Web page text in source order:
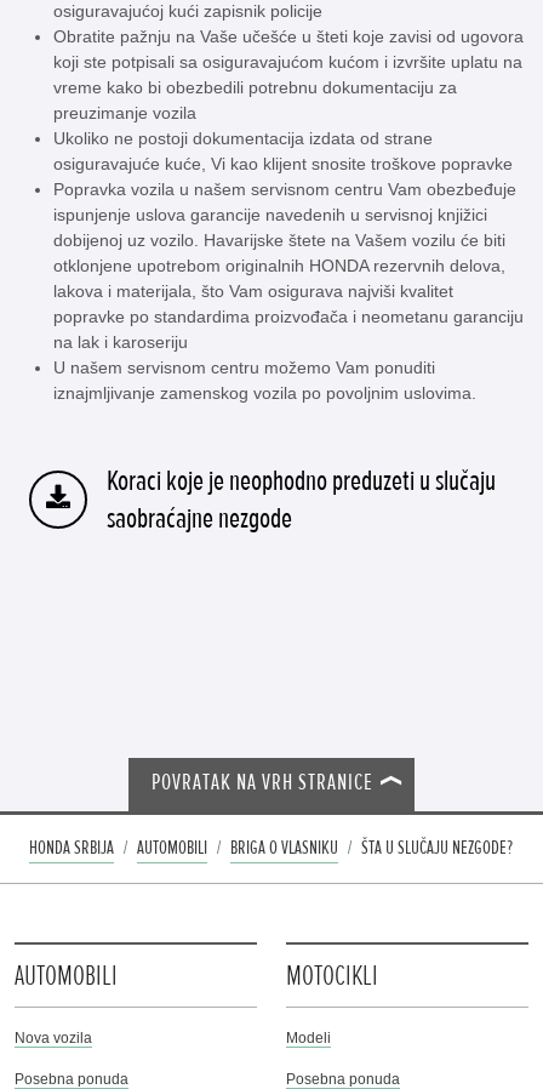
osiguravajućoj kući zapisnik policije
Obratite pažnju na Vaše učešće u šteti koje zavisi od ugovora
koji ste potpisali sa osiguravajućom kućom i izvršite uplatu na
vreme kako bi obezbedili potrebnu dokumentaciju za
preuzimanje vozila
Ukoliko ne postoji dokumentacija izdata od strane
osiguravajuće kuće, Vi kao klijent snosite troškove popravke
Popravka vozila u našem servisnom centru Vam obezbeđuje
ispunjenje uslova garancije navedenih u servisnoj knjižici
dobijenoj uz vozilo. Havarijske štete na Vašem vozilu će biti
otklonjene upotrebom originalnih HONDA rezervnih delova,
lakova i materijala, što Vam osigurava najviši kvalitet
popravke po standardima proizvođača i neometanu garanciju
na lak i karoseriju
U našem servisnom centru možemo Vam ponuditi
iznajmljivanje zamenskog vozila po povoljnim uslovima.
Koraci koje je neophodno preduzeti u slučaju
saobraćajne nezgode
POVRATAK NA VRH STRANICE
HONDA SRBIJA AUTOMOBILI BRIGA O VLASNIKU ŠTA U SLUČAJU NEZGODE?
AUTOMOBILI
Nova vozila
Posebna ponuda
MOTOCIKLI
Modeli
Posebna ponuda